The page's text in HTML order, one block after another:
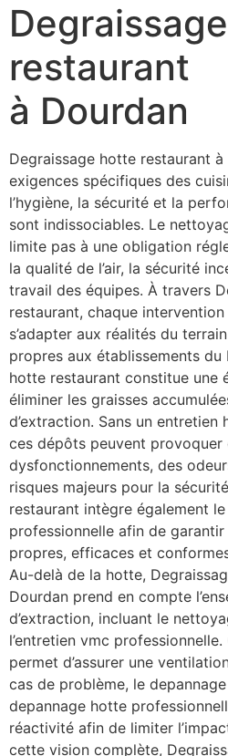
restaurant
à Dourdan
Degraissage hotte restaurant
exigences spécifiques des
l’hygiène, la sécurité et la
sont indissociables. Le
limite pas à une obligation
la qualité de l’air, la sécurité
travail des équipes. À travers
restaurant, chaque
s’adapter aux réalités du
propres aux établissements du
hotte restaurant constitue une
éliminer les graisses
d’extraction. Sans un
ces dépôts peuvent provoquer
dysfonctionnements, des
risques majeurs pour la
restaurant intègre également
professionnelle afin de
propres, efficaces et
Au-delà de la hotte,
Dourdan prend en compte
d’extraction, incluant le
l’entretien vmc
permet d’assurer une
cas de problème, le
depannage hotte
réactivité afin de limiter
cette vision complète,